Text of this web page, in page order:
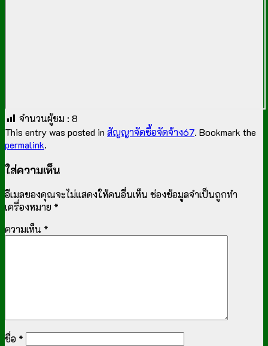
จำนวนผู้ชม : 8
This entry was posted in สัญญาจัดซื้อจัดจ้าง67. Bookmark the
permalink.
ใส่ความเห็น
อีเมลของคุณจะไม่แสดงให้คนอื่นเห็น ช่องข้อมูลจำเป็นถูกทำ
เครื่องหมาย *
ความเห็น *
ชื่อ *